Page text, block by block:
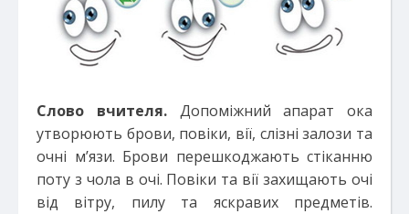
Слово вчителя. Допоміжний апарат ока
утворюють брови, повіки, вії, слізні залози та
очні м’язи. Брови перешкоджають стіканню
поту з чола в очі. Повіки та вії захищають очі
від вітру, пилу та яскравих предметів.